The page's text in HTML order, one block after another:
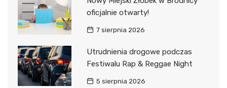
oficjalnie otwarty!
7 sierpnia 2026
Utrudnienia drogowe podczas
Festiwalu Rap & Reggae Night
5 sierpnia 2026